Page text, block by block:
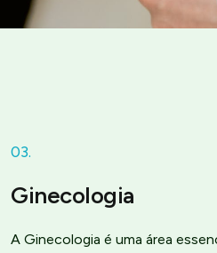
03.
Ginecologia
A Ginecologia é uma área